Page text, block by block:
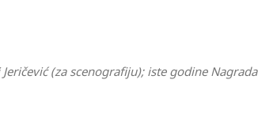
(za scenografiju); iste godine Nagrada